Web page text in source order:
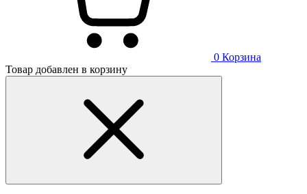
0 Корзина
Товар добавлен в корзину